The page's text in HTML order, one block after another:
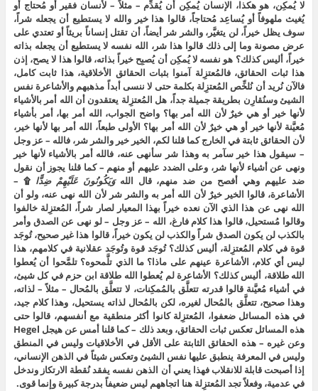
لا يُمكِن، هو هكذا، الإنسان يُمكِن أن يُقدِّم – مثلاً – لأنسان فقير أو مُحتاج أو
يُغيث ملهوفاً أو يُساعِد مُحتاجاً، قالوا هذا خير والله لا يستطيع أن يجعله شراً،
سوف يظل خيراً، لن يتغيَّر، والشر شر أيضاً، أن تقتل إنساناً بريئاً أو تعتدي على
عرض مصونة وما إلى ذلك قالوا هذا شر، الله نفسه لا يستطيع أن يجعله بذاته
خيراً، أليس كذلك؟ هو نفسه لا يُمكِن أن يُصبِح خيراً بذاته، قالوا هذا لا يصح، إذن
هذا ثبات الحقائق، فالمُعتزِلة آمنوا بثبات الحقائق الأخلاقية، هذا ثابت كامل،
فالآن نُريد أن نُلخِّص المُعتزِلة بكلمة حتى لا ننسى أبداً مذهبهم والأشاعرة نفس
الشيئ وسنُقارِن بطريقة جميلة جداً، هل المُعتزِلة يعتقدون أن الله أمر بالأشياء
لأنها خير أو هي خيرٌ لأن الله أمر بها؟ واضح الجواب، الله أمر بها، أمر بأشياء
مُعيَّنة لأنها خير أو هي خيرٌ لأن الله أمر بها؟ الأولى طبعاً، الله أمر بها لأنها خير،
لأن الحقائق ثابتة في الخارج كما قلنا لكم، الخير خير والشر شر، فالله – عز وجل
– سيقول هذا خير سآمر به وهذا شر سأنهى عنه، فالله أمر بالأشياء لأنها خير
ونهى عن أشياء لأنها شر، وعلى الضدد عليهم أو منهم – كما قلنا يجوز أن نقول
ضد عليهم وهي أفصح من ضد منهم، قال اللهوَيَكُونُونَ عَلَيْهِمْ ضِدًّا ۩ –
الأشاعرة، قالوا الخير خيرٌ لأن الله أمر به والشر شر لأن الله نهى عنه، ولو أن
الله نهى عن هذا الذي الآن نعده خيراً بهذا المعيار لصار شراً، المُعتزِلة خالفوا
وقالوا مُستحيل، قالوا هذا كلام فارغ، الله – عز وجل – لو نهى عن الصدق وأمر
بالكذب لن يكون الصدق شراً والكذب لن يكون خيراً، قالوا هذا غير صحيح، تُوجَد
قوة في كلام المُعتزِلة، أليس كذلك؟ تُوجَد قوة وتُوجَد عقلانية في كلامهم، هذا
ليس أي كلام، الأشاعرة عينهم على ماذا؟ ما الذي تلَّمحوه؟ تلمَّحوا أن يُعطوا
الله طلاقة، أليس كذلك؟ الأشاعرة لم يُعطوا الله طلاقة ابن حزم في كل شيئ،
في أشياء مُعيَّنة قالوا قدرته تتعلَّق بالمُمكِنات، لا تتعلَّق بالمُحال – مثلاً – لذاته،
وهذا صحيح، تتعلَّق بالمُحال لغيره، لكن بالمُحال لذاته يستحيل، وهذا كلام جيد،
في هذه المسائل ضعفوا، المُعتزِلة كانوا أكثر منطقية مع أنفسهم، قالوا حتى
هذه المسائل تعكس ثبات الحقائق، وبعد ذلك – كما قلنا أمس عن هيجل Hegel
وعن غيره – هذه الحقائق الثابتة على الأقل في الأخلاقيات وليس في المنطق
وليس في المعرفة ينطبق عليها نفس الشيئ وتعكس شيئاً في الذهن الإنساني،
إذا أصبحت قابلة للانقلاب فهذا يعني أن الذهن نفسه يفقد نُقطة الارتكاز وندخل
في عدمية، وفعلاً تجد المُعتزِلة هنا اتجاههم ليس ضعيفاً بدرجة كبيرة وإنما قوى.